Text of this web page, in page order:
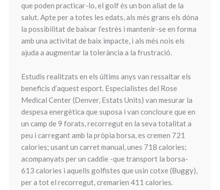
que poden practicar-lo, el golf és un bon aliat de la
salut. Apte per a totes les edats, als més grans els dóna
la possibilitat de baixar l’estrès i mantenir-se en forma
amb una activitat de baix impacte, i als més nois els
ajuda a augmentar la tolerància a la frustració.
Estudis realitzats en els últims anys van ressaltar els
beneficis d’aquest esport. Especialistes del Rose
Medical Center (Denver, Estats Units) van mesurar la
despesa energètica que suposa i van concloure que en
un camp de 9 forats, recorregut en la seva totalitat a
peu i carregant amb la pròpia borsa, es cremen 721
calories; usant un carret manual, unes 718 calories;
acompanyats per un caddie -que transport la borsa-
613 calories i aquells golfistes que usin cotxe (Buggy),
per a tot el recorregut, cremarien 411 calories.